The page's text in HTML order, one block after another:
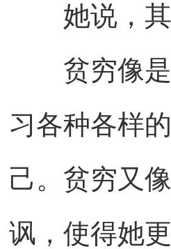
她说，其
贫穷像是
习各种各样
己。贫穷又
讽，使得她